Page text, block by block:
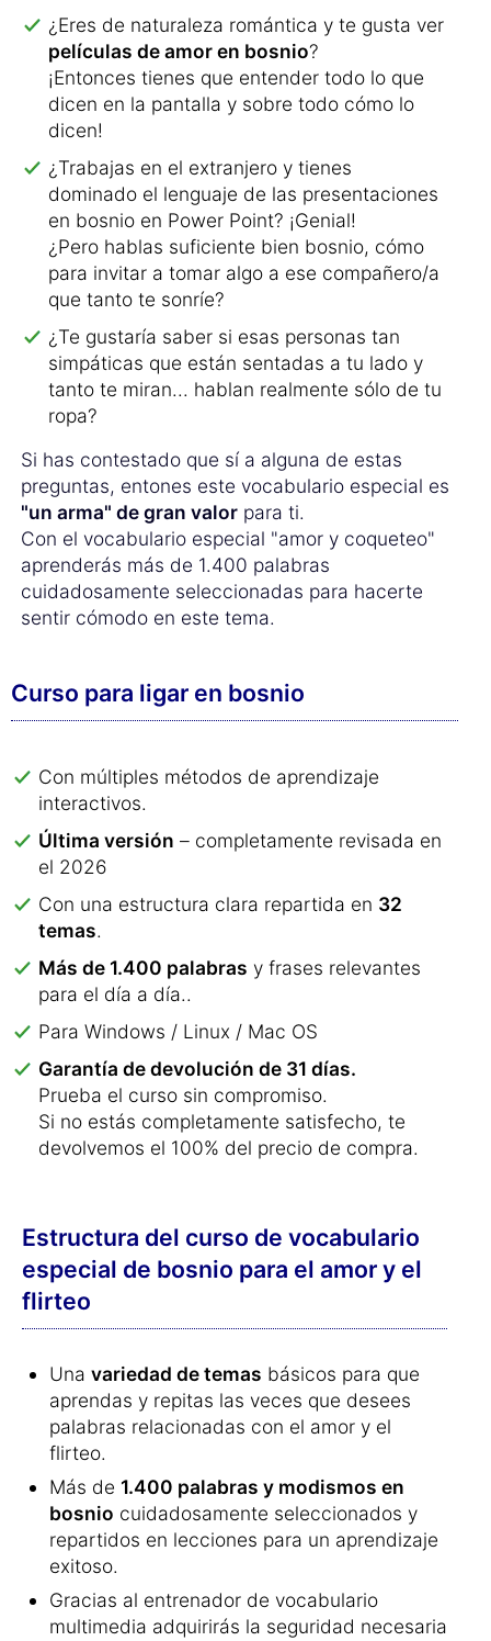
¿Eres de naturaleza romántica y te gusta ver
películas de amor en bosnio?
¡Entonces tienes que entender todo lo que
dicen en la pantalla y sobre todo cómo lo
dicen!
¿Trabajas en el extranjero y tienes
dominado el lenguaje de las presentaciones
en bosnio en Power Point? ¡Genial!
¿Pero hablas suficiente bien bosnio, cómo
para invitar a tomar algo a ese compañero/a
que tanto te sonríe?
¿Te gustaría saber si esas personas tan
simpáticas que están sentadas a tu lado y
tanto te miran... hablan realmente sólo de tu
ropa?
Si has contestado que sí a alguna de estas
preguntas, entones este vocabulario especial es
"un arma" de gran valor para ti.
Con el vocabulario especial "amor y coqueteo"
aprenderás más de 1.400 palabras
cuidadosamente seleccionadas para hacerte
sentir cómodo en este tema.
Curso para ligar en bosnio
Con múltiples métodos de aprendizaje
interactivos.
Última versión – completamente revisada en
el 2026
Con una estructura clara repartida en 32
temas.
Más de 1.400 palabras y frases relevantes
para el día a día..
Para Windows / Linux / Mac OS
Garantía de devolución de 31 días.
Prueba el curso sin compromiso.
Si no estás completamente satisfecho, te
devolvemos el 100% del precio de compra.
Estructura del curso de vocabulario
especial de bosnio para el amor y el
flirteo
Una variedad de temas básicos para que
aprendas y repitas las veces que desees
palabras relacionadas con el amor y el
flirteo.
Más de 1.400 palabras y modismos en
bosnio cuidadosamente seleccionados y
repartidos en lecciones para un aprendizaje
exitoso.
Gracias al entrenador de vocabulario
multimedia adquirirás la seguridad necesaria